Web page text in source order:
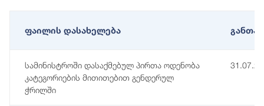
ფაილის დასახელება
სამინისტროში დასაქმებულ პირთა ოდენობა
კატეგორიების მითითებით გენდერულ
ჭრილში